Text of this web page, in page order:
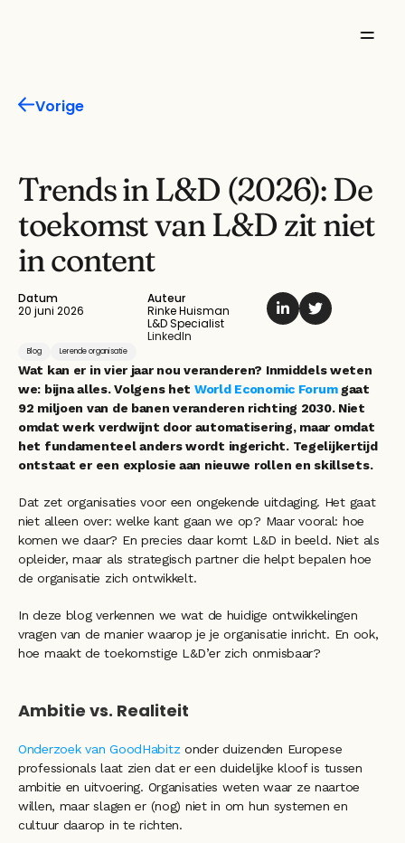
Vorige
Datum
20 juni 2026
Auteur
Rinke Huisman
L&D Specialist
LinkedIn
Blog Lerende organisatie
Trends in L&D (2026): De
toekomst van L&D zit niet
in content
Wat kan er in vier jaar nou veranderen? Inmiddels weten
we: bijna alles. Volgens het World Economic Forum gaat
92 miljoen van de banen veranderen richting 2030. Niet
omdat werk verdwijnt door automatisering, maar omdat
het fundamenteel anders wordt ingericht. Tegelijkertijd
ontstaat er een explosie aan nieuwe rollen en skillsets.
Dat zet organisaties voor een ongekende uitdaging. Het gaat
niet alleen over: welke kant gaan we op? Maar vooral: hoe
komen we daar? En precies daar komt L&D in beeld. Niet als
opleider, maar als strategisch partner die helpt bepalen hoe
de organisatie zich ontwikkelt.
In deze blog verkennen we wat de huidige ontwikkelingen
vragen van de manier waarop je je organisatie inricht. En ook,
hoe maakt de toekomstige L&D’er zich onmisbaar?
Ambitie vs. Realiteit
Onderzoek van GoodHabitz onder duizenden Europese
professionals laat zien dat er een duidelijke kloof is tussen
ambitie en uitvoering. Organisaties weten waar ze naartoe
willen, maar slagen er (nog) niet in om hun systemen en
cultuur daarop in te richten.
Oplossingen
Inspiratie
Over ons
Product